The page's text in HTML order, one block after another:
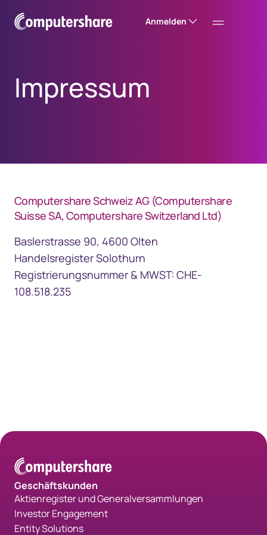
Anmelden
Impressum
Computershare Schweiz AG (Computershare
Suisse SA, Computershare Switzerland Ltd)
Baslerstrasse 90, 4600 Olten
Handelsregister Solothurn
Registrierungsnummer & MWST: CHE-
108.518.235​
Geschäftskunden
Aktienregister und Generalversammlungen
Investor Engagement
Entity Solutions